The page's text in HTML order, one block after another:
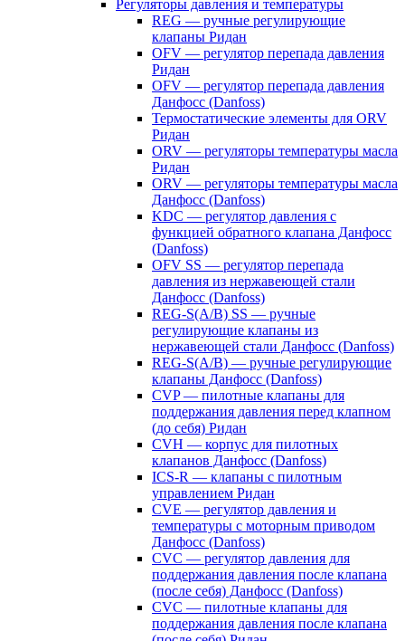
Регуляторы давления и температуры
REG — ручные регулирующие
клапаны Ридан
OFV — регулятор перепада давления
Ридан
OFV — регулятор перепада давления
Данфосс (Danfoss)
Термостатические элементы для ORV
Ридан
ORV — регуляторы температуры масла
Ридан
ORV — регуляторы температуры масла
Данфосс (Danfoss)
KDC — регулятор давления с
функцией обратного клапана Данфосс
(Danfoss)
OFV SS — регулятор перепада
давления из нержавеющей стали
Данфосс (Danfoss)
REG-S(A/B) SS — ручные
регулирующие клапаны из
нержавеющей стали Данфосс (Danfoss)
REG-S(A/B) — ручные регулирующие
клапаны Данфосс (Danfoss)
CVP — пилотные клапаны для
поддержания давления перед клапном
(до себя) Ридан
CVH — корпус для пилотных
клапанов Данфосс (Danfoss)
ICS-R — клапаны с пилотным
управлением Ридан
CVE — регулятор давления и
температуры с моторным приводом
Данфосс (Danfoss)
CVС — регулятор давления для
поддержания давления после клапана
(после себя) Данфосс (Danfoss)
CVС — пилотные клапаны для
поддержания давления после клапана